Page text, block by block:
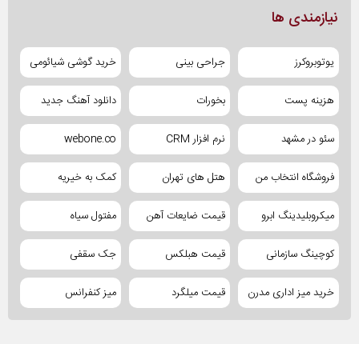
نیازمندی ها
یوتوبروکرز جراحی بینی خرید گوشی شیائومی
هزینه پست بخورات دانلود آهنگ جدید
سئو در مشهد نرم افزار CRM webone.co
فروشگاه انتخاب من هتل های تهران کمک به خیریه
میکروبلیدینگ ابرو قیمت ضایعات آهن مفتول سیاه
کوچینگ سازمانی قیمت هبلکس جک سقفی
خرید میز اداری مدرن قیمت میلگرد میز کنفرانس